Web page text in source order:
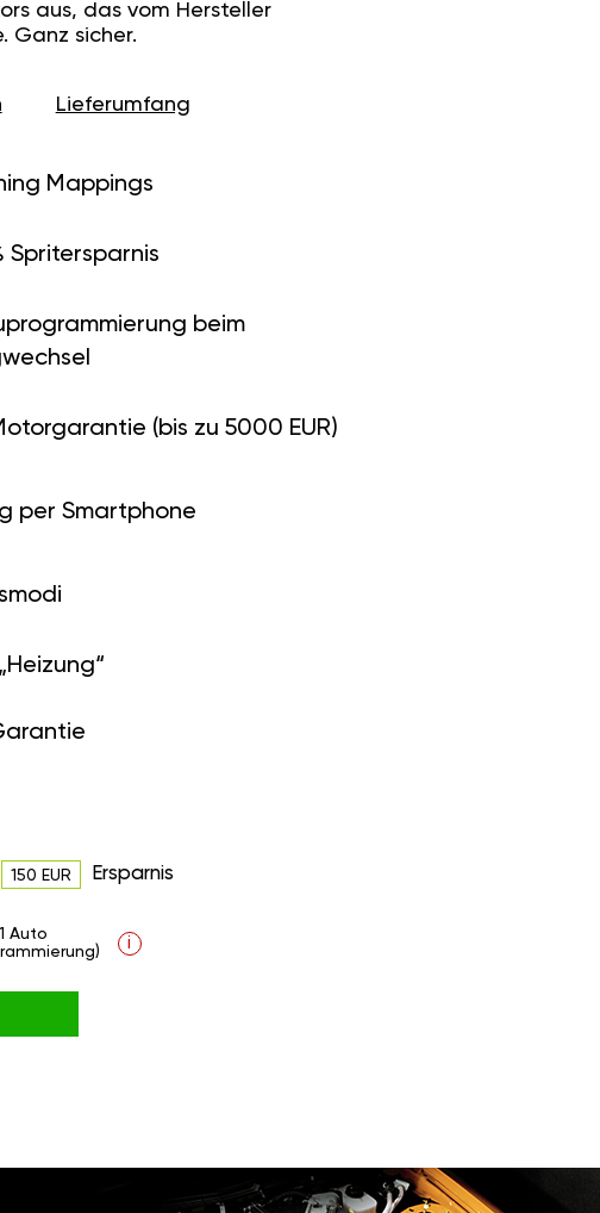
aus, das vom Hersteller
Ganz sicher.
Lieferumfang
Mappings
Spritersparnis
beim
(bis zu 5000 EUR)
per Smartphone
150 EUR Ersparnis
Auto
i